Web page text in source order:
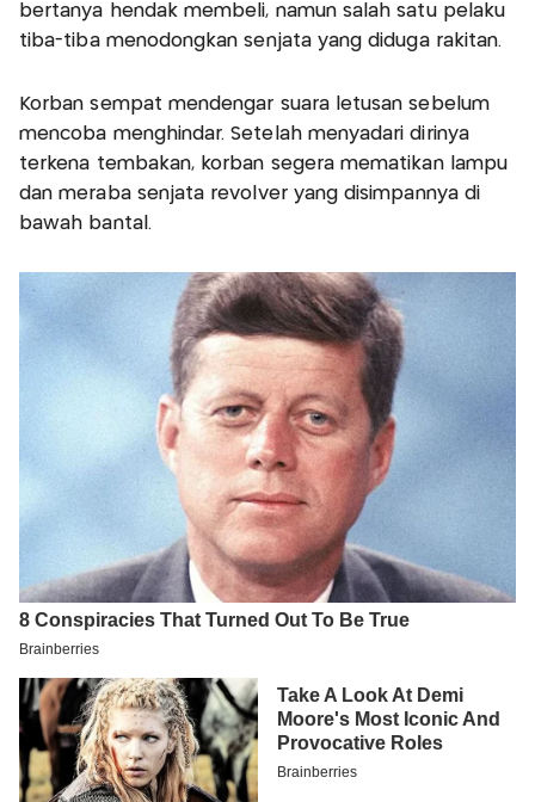
bertanya hendak membeli, namun salah satu pelaku
tiba-tiba menodongkan senjata yang diduga rakitan.
Korban sempat mendengar suara letusan sebelum
mencoba menghindar. Setelah menyadari dirinya
terkena tembakan, korban segera mematikan lampu
dan meraba senjata revolver yang disimpannya di
bawah bantal.